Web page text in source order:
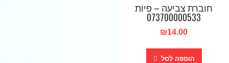
חוברת צביעה – פיות
073700000533
₪14.00
הוספה לסל